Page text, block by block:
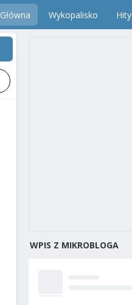
Główna Wykopalisko Hity
WPIS Z MIKROBLOGA